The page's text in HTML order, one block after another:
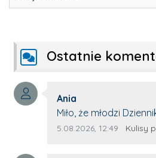
Ostatnie
Autor komentarza:
Ania
Treść komentarza:
Miło, że młodzi
młode talenty, które
Data dodania
5.08.2026, 12:49 Źródło
Kulisy pracy